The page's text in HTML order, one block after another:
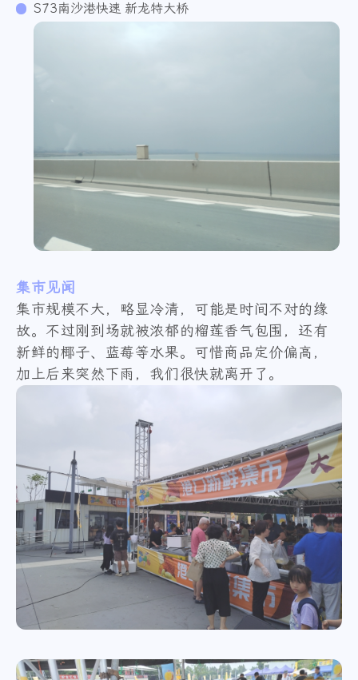
S73南沙港快速 新龙特大桥
集市见闻
集市规模不大，略显冷清，可能是时间不对的缘
故。不过刚到场就被浓郁的榴莲香气包围，还有
新鲜的椰子、蓝莓等水果。可惜商品定价偏高，
加上后来突然下雨，我们很快就离开了。